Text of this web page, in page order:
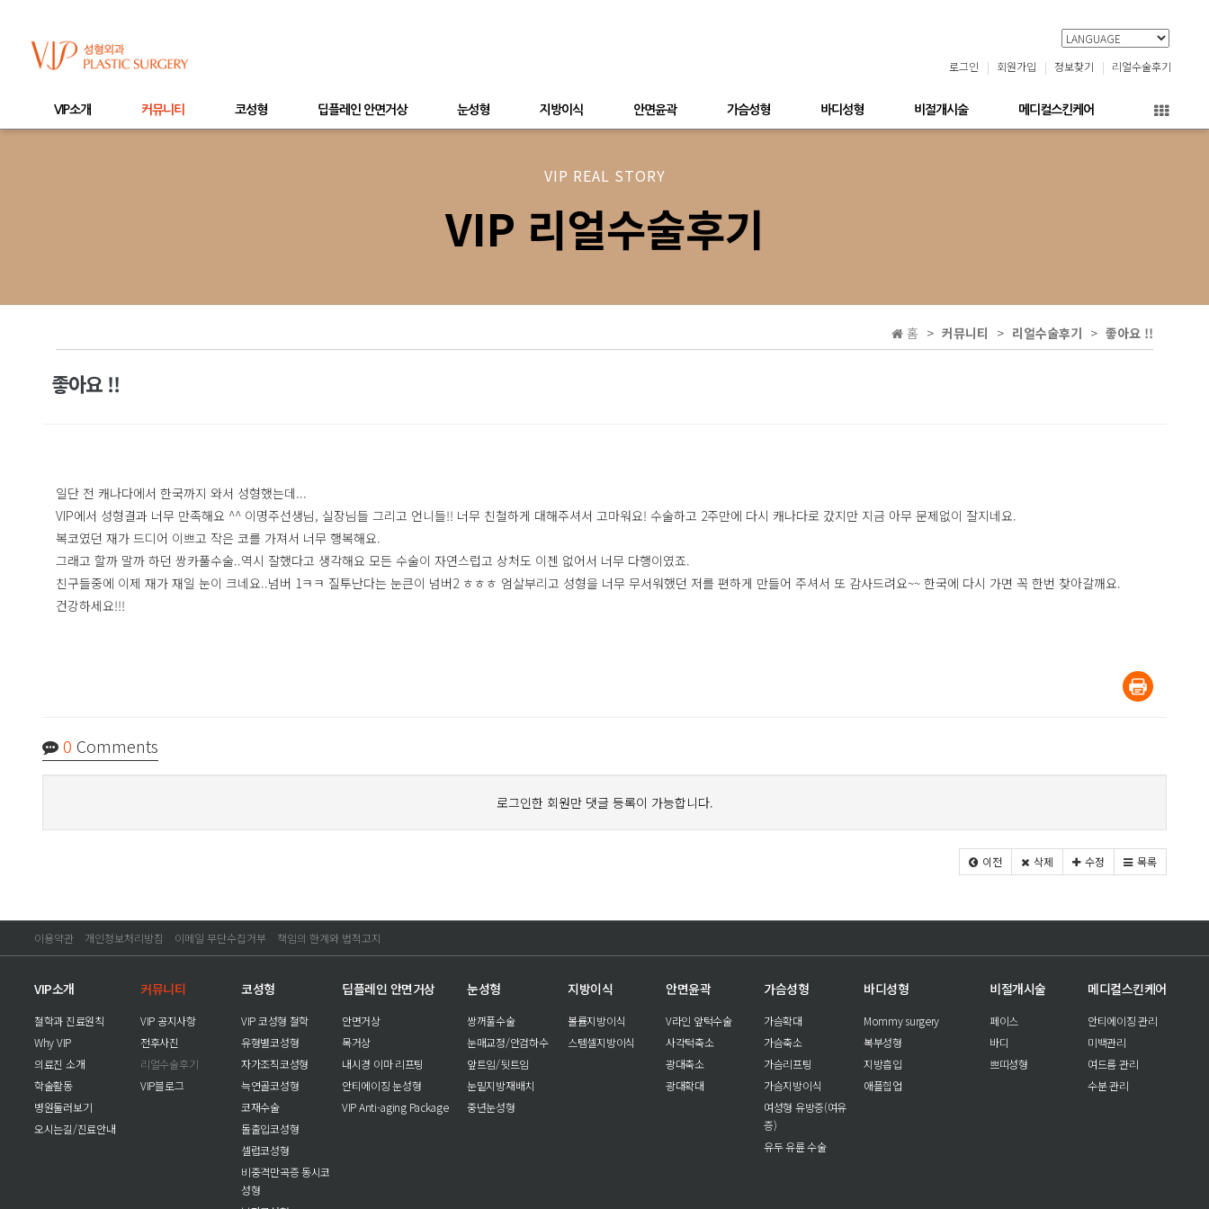
로그인 회원가입 정보찾기 리얼수술후기
VIP소개 커뮤니티 코성형 딥플레인 안면거상 눈성형 지방이식 안면윤곽 가슴성형 바디성형 비절개시술 메디컬스킨케어
VIP REAL STORY
VIP 리얼수술후기
홈 커뮤니티 리얼수술후기 좋아요 !!
좋아요 !!
일단 전 캐나다에서 한국까지 와서 성형했는데...
VIP에서 성형결과 너무 만족해요 ^^ 이명주선생님, 실장님들 그리고 언니들!! 너무 친철하게 대해주셔서 고마워요! 수술하고 2주만에 다시 캐나다로 갔지만 지금 아무 문제없이 잘지네요.
복코였던 재가 드디어 이쁘고 작은 코를 가져서 너무 행복해요.
그래고 할까 말까 하던 쌍카풀수술..역시 잘했다고 생각해요 모든 수술이 자연스럽고 상처도 이젠 없어서 너무 다행이였죠.
친구들중에 이제 재가 재일 눈이 크네요..넘버 1ㅋㅋ 질투난다는 눈큰이 넘버2 ㅎㅎㅎ 엄살부리고 성형을 너무 무서워했던 저를 편하게 만들어 주셔서 또 감사드려요~~ 한국에 다시 가면 꼭 한번 찾아갈깨요.
건강하세요!!!
0 Comments
로그인한 회원만 댓글 등록이 가능합니다.
이전 삭제 수정 목록
이용약관 개인정보처리방침 이메일 무단수집거부 책임의 한계와 법적고지
VIP소개
철학과 진료원칙
Why VIP
의료진 소개
학술활동
병원둘러보기
오시는길/진료안내
커뮤니티
VIP 공지사항
전후사진
리얼수술후기
VIP블로그
코성형
VIP 코성형 철학
유형별코성형
자가조직코성형
늑연골코성형
코재수술
돌출입코성형
셀럽코성형
비중격만곡증 동시코
성형
딥플레인 안면거상
안면거상
목거상
내시경 이마 리프팅
안티에이징 눈성형
VIP Anti-aging Package
눈성형
쌍꺼풀수술
눈매교정/안검하수
앞트임/뒷트임
눈밑지방재배치
중년눈성형
지방이식
볼륨지방이식
스템셀지방이식
안면윤곽
V라인 앞턱수술
사각턱축소
광대축소
광대확대
가슴성형
가슴확대
가슴축소
가슴리프팅
가슴지방이식
여성형 유방증(여유
증)
유두 유륜 수술
바디성형
Mommy surgery
복부성형
지방흡입
애플힙업
비절개시술
페이스
바디
쁘띠성형
메디컬스킨케어
안티에이징 관리
미백관리
여드름 관리
수분 관리